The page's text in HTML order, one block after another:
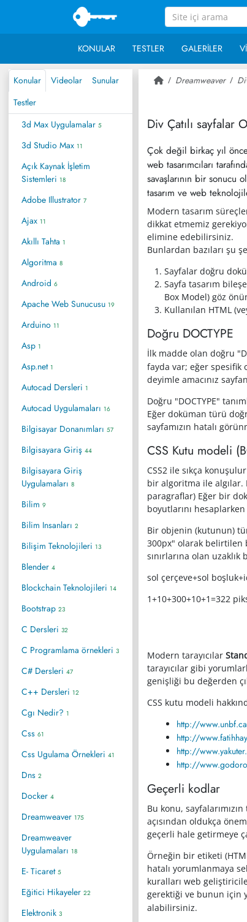
KONULAR TESTLER GALERILER
Konular Videolar
Sunular
Testler
3d Max Uygulamalar 5
3d Studio Max 11
Açık Kaynak İşletim
Sistemleri 18
Adobe Illustrator 7
Ajax 11
Akıllı Tahta 1
Algoritma 8
Android 6
Apache Web Sunucusu 19
Arduino 11
Asp 1
Asp.net 1
Autocad Dersleri 1
Autocad Uygulamaları 16
Bilgisayar Donanımları 57
Bilgisayara Giriş 44
Bilgisayara Giriş
Uygulamaları 8
Bilim 9
Bilim Insanları 2
Bilişim Teknolojileri 13
Blender 4
Blockchain Teknolojileri 14
Bootstrap 23
C Dersleri 32
C Programlama örnekleri 3
C# Dersleri 47
C++ Dersleri 12
Cgı Nedir? 1
Css 61
Css Ugulama Örnekleri 41
Dns 2
Docker 4
Dreamweaver 175
Dreamweaver
Uygulamaları 18
E- Ticaret 5
Eğitici Hikayeler 22
Elektronik 3
Dreamweaver
Div Çatılı sayfalar
Çok değil birkaç yıl
web tasarımcıları
savaşlarının bir sonucu
tasarım ve web
Modern tasarım
dikkat etmemiz
elimine edebilirsiniz.
Bunlardan bazıları şu
Sayfalar doğru
Sayfa tasarım
Box Model) göz
Kullanılan HTML
Doğru DOCTYPE
İlk madde olan doğru
fayda var; eğer spesifik
deyimle amacınız
Doğru "DOCTYPE"
Eğer doküman türü
sayfamızın hatalı
CSS Kutu modeli
CSS2 ile sıkça
bir algoritma ile algılar.
paragraflar) Eğer bir
boyutlarını
Bir objenin (kutunun)
300px" olarak belirtilen
sınırlarına olan
sol çerçeve+sol
1+10+300+10+1=322
Modern tarayıcılar
tarayıcılar gibi
genişliği bu değerden
CSS kutu modeli
http://
http://
http://
http://
Geçerli kodlar
Bu konu,
açısından oldukça
geçerli hale getirmeye
Örneğin bir etiketi
hatalı yorumlanmaya
kuralları web
gerektiği ve bunun için
alabilirsiniz.